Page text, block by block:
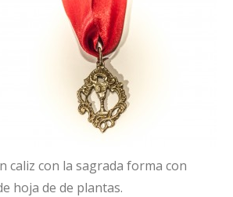
caliz con la sagrada forma con
hoja de de plantas.